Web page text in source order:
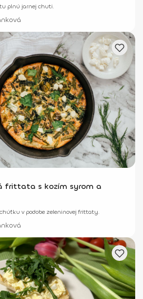
plnú jarnej chuti.
frittata s kozím syrom a
v podobe zeleninovej frittaty.